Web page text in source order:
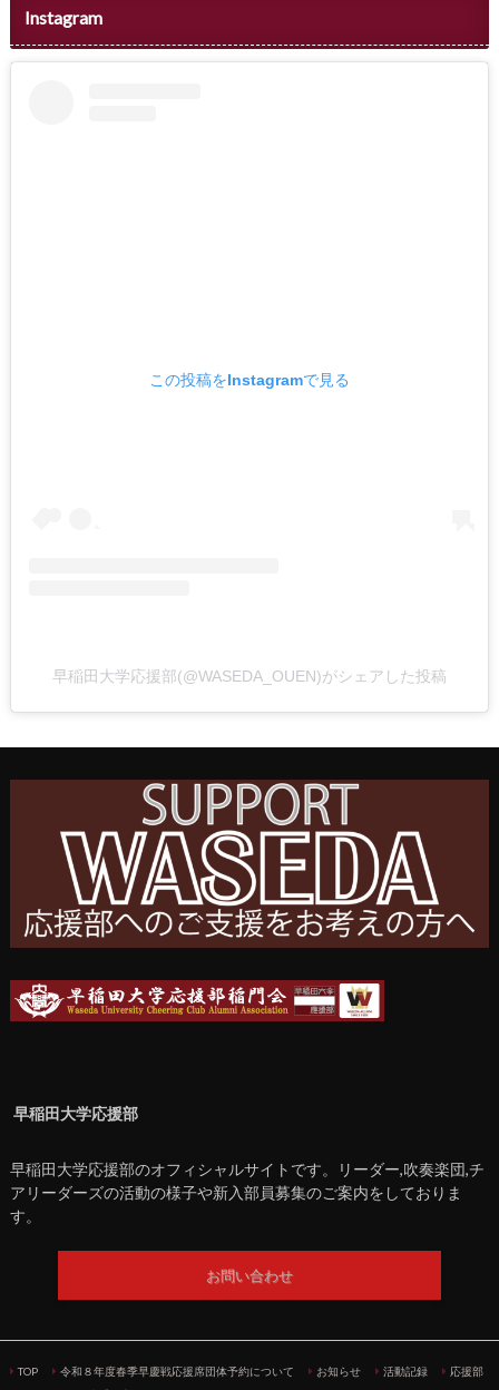
Instagram
この投稿をInstagramで見る
早稲田大学応援部(@WASEDA_OUEN)がシェアした投稿
早稲田大学応援部
早稲田大学応援部のオフィシャルサイトです。リーダー,吹奏楽団,チ
アリーダーズの活動の様子や新入部員募集のご案内をしておりま
す。
お問い合わせ
TOP 令和８年度春季早慶戦応援席団体予約について お知らせ 活動記録
応援部